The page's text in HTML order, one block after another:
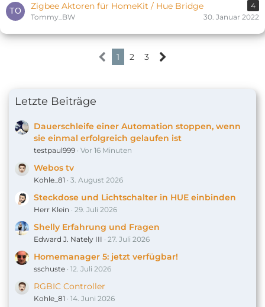
Zigbee Aktoren für HomeKit / Hue Bridge
4
Tommy_BW
30. Januar 2022
1 2 3
Letzte Beiträge
Dauerschleife einer Automation stoppen, wenn
sie einmal erfolgreich gelaufen ist
testpaul999 Vor 16 Minuten
Webos tv
Kohle_81 3. August 2026
Steckdose und Lichtschalter in HUE einbinden
Herr Klein 29. Juli 2026
Shelly Erfahrung und Fragen
Edward J. Nately III 27. Juli 2026
Homemanager 5: jetzt verfügbar!
sschuste 12. Juli 2026
RGBIC Controller
Kohle_81 14. Juni 2026